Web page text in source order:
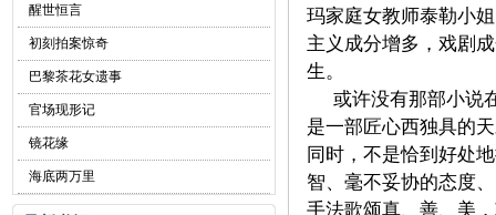
醒世恒言
初刻拍案惊奇
巴黎茶花女遗事
官场现形记
镜花缘
海底两万里
玛家庭女教师泰勒小
主义成分增多，戏剧
生。
或许没有那部小说
是一部匠心西独具的
同时，不是恰到好处
智、毫不妥协的态度
手法歌颂真、善、美